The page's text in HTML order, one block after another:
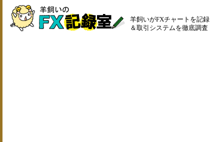
羊飼いがFXチャートを記録
＆取引システムを徹底調査